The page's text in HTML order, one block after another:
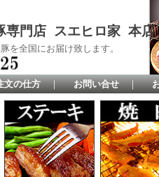
専門店 スエヒロ家 本店
を全国にお届け致します。
文の仕方 ｜ お問い合せ ｜